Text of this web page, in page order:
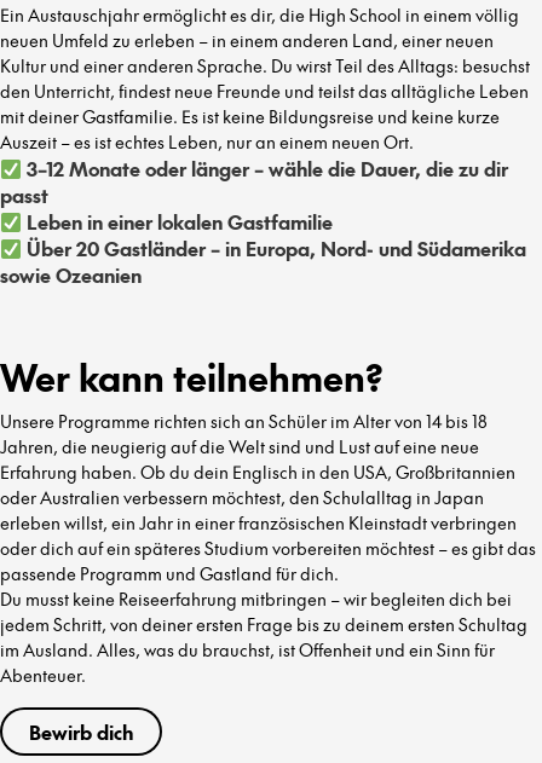
Ein Austauschjahr ermöglicht es dir, die High School in einem völlig
neuen Umfeld zu erleben – in einem anderen Land, einer neuen
Kultur und einer anderen Sprache. Du wirst Teil des Alltags: besuchst
den Unterricht, findest neue Freunde und teilst das alltägliche Leben
mit deiner Gastfamilie. Es ist keine Bildungsreise und keine kurze
Auszeit – es ist echtes Leben, nur an einem neuen Ort.
3–12 Monate oder länger – wähle die Dauer, die zu dir
passt
Leben in einer lokalen Gastfamilie
Über 20 Gastländer – in Europa, Nord- und Südamerika
sowie Ozeanien
Wer kann teilnehmen?
Unsere Programme richten sich an Schüler im Alter von 14 bis 18
Jahren, die neugierig auf die Welt sind und Lust auf eine neue
Erfahrung haben. Ob du dein Englisch in den USA, Großbritannien
oder Australien verbessern möchtest, den Schulalltag in Japan
erleben willst, ein Jahr in einer französischen Kleinstadt verbringen
oder dich auf ein späteres Studium vorbereiten möchtest – es gibt das
passende Programm und Gastland für dich.
Du musst keine Reiseerfahrung mitbringen – wir begleiten dich bei
jedem Schritt, von deiner ersten Frage bis zu deinem ersten Schultag
im Ausland. Alles, was du brauchst, ist Offenheit und ein Sinn für
Abenteuer.
Bewirb dich